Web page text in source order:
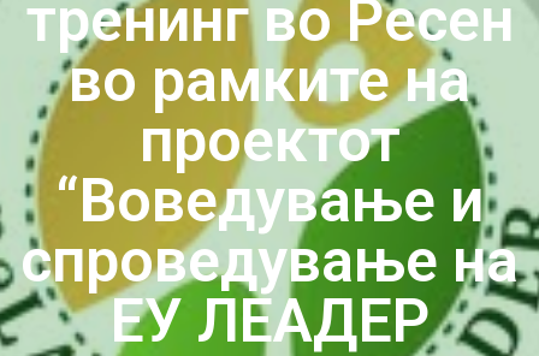
тренинг во Ресен
во рамките на
проектот
“Воведување и
спроведување на
ЕУ ЛЕАДЕР